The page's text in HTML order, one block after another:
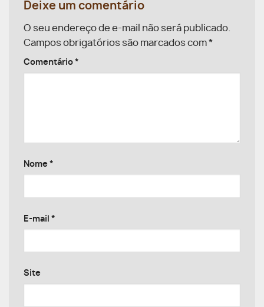
Deixe um comentário
O seu endereço de e-mail não será publicado.
Campos obrigatórios são marcados com*
Comentário *
Nome *
E-mail *
Site